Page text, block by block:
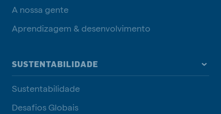
A nossa gente
Aprendizagem & desenvolvimento
SUSTENTABILIDADE
Sustentabilidade
Desafios Globais